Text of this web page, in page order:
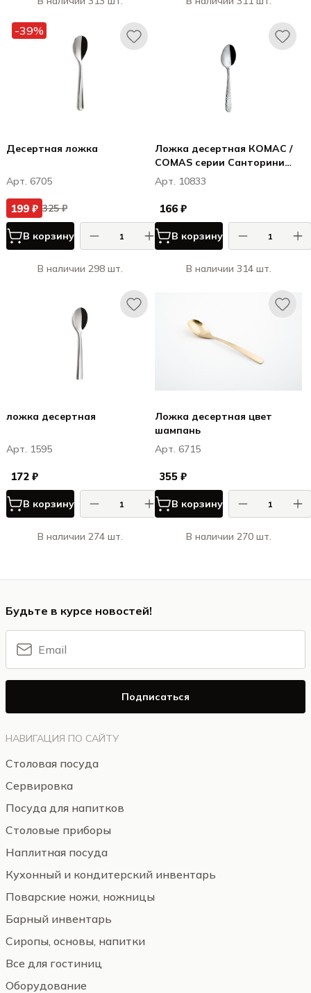
-39%
Десертная ложка
Арт. 6705
199 ₽ 325 ₽
В корзину
В наличии 298 шт.
Ложка десертная КОМАС /
COMAS серии Санторини
18% / Santorini 18%
Арт. 10833
166 ₽
В корзину
В наличии 314 шт.
ложка десертная
Арт. 1595
172 ₽
В корзину
В наличии 274 шт.
Ложка десертная цвет
шампань
Арт. 6715
355 ₽
В корзину
В наличии 270 шт.
НАВИГАЦИЯ ПО САЙТУ
Столовая посуда
Сервировка
Посуда для напитков
Столовые приборы
Наплитная посуда
Кухонный и кондитерский инвентарь
Поварские ножи, ножницы
Барный инвентарь
Сиропы, основы, напитки
Все для гостиниц
Оборудование
Будьте в курсе новостей!
Подписаться